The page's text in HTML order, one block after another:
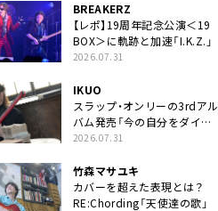
BREAKERZ
【レポ】19周年記念公演＜19
BOX＞に軌跡と加速「I.K.Z.」
2026.07.31
IKUO
スラップ・オンリーの3rdアル
バム発売「今の自分をダイレ
クトに」
2026.07.31
竹森マサユキ
カバーを超えた表現とは？
RE:Chording「天使達の歌」